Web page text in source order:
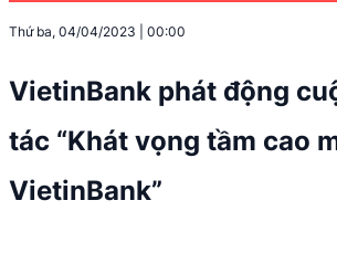
Thứ ba, 04/04/2023 00:00
VietinBank phát động
tác “Khát vọng tầm cao
VietinBank”